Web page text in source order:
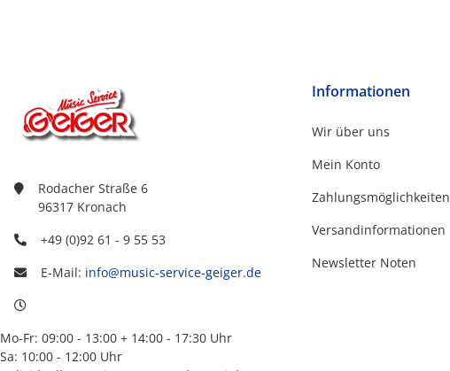
Rodacher Straße 6
96317 Kronach
+49 (0)92 61 - 9 55 53
E-Mail: info@music-service-geiger.de
Mo-Fr: 09:00 - 13:00 + 14:00 - 17:30 Uhr
Sa: 10:00 - 12:00 Uhr
Informationen
Wir über uns
Mein Konto
Zahlungsmöglichkeiten
Versandinformationen
Newsletter Noten